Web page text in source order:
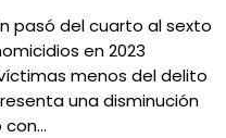
pasó del cuarto al sexto
en 2023
menos del delito
una disminución
con…